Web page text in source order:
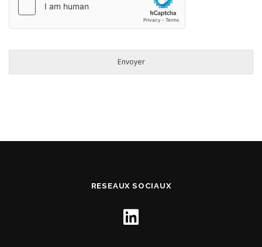
Envoyer
RESEAUX SOCIAUX